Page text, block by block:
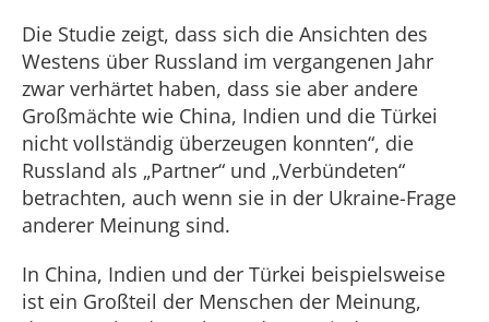
Die Studie zeigt, dass sich die Ansichten des
Westens über Russland im vergangenen Jahr
zwar verhärtet haben, dass sie aber andere
Großmächte wie China, Indien und die Türkei
nicht vollständig überzeugen konnten“, die
Russland als „Partner“ und „Verbündeten“
betrachten, auch wenn sie in der Ukraine-Frage
anderer Meinung sind.
In China, Indien und der Türkei beispielsweise
ist ein Großteil der Menschen der Meinung,